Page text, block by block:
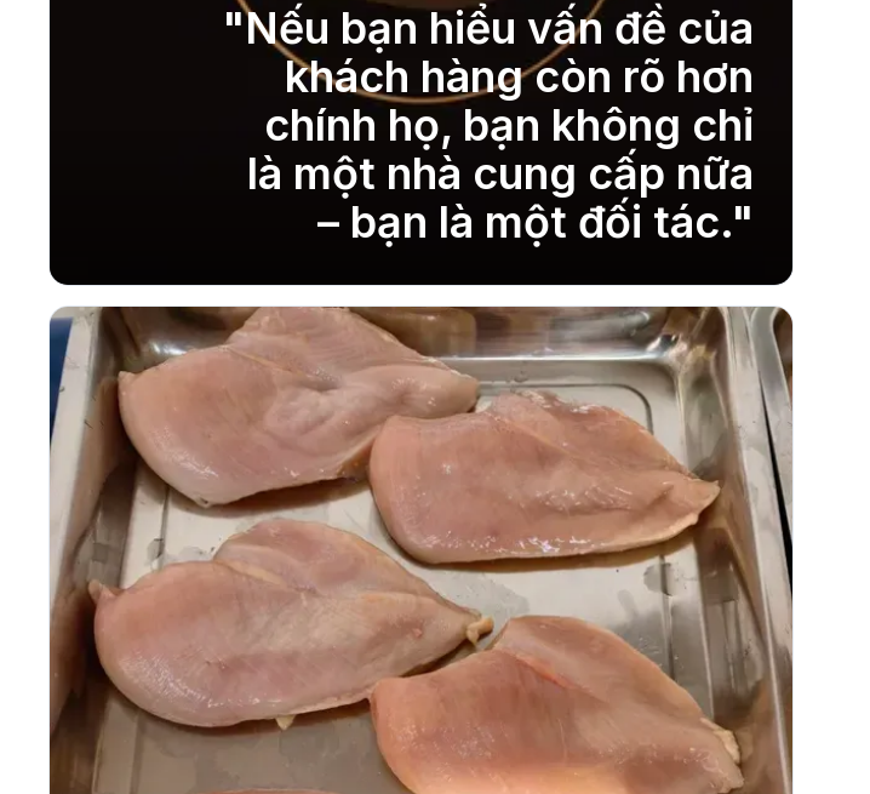
"Nếu bạn hiểu vấn đề của
khách hàng còn rõ hơn
chính họ, bạn không chỉ
là một nhà cung cấp nữa
– bạn là một đối tác."